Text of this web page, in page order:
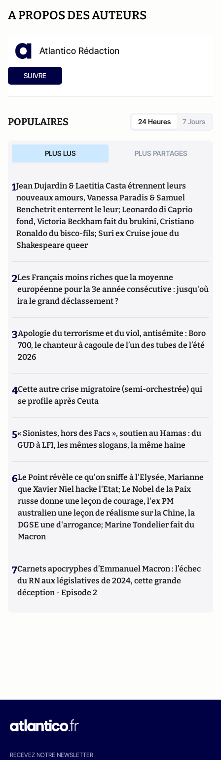
A PROPOS DES AUTEURS
Atlantico Rédaction
SUIVRE
POPULAIRES 24 Heures 7 Jours
PLUS LUS PLUS PARTAGES
1Jean Dujardin & Laetitia Casta étrennent leurs
nouveaux amours, Vanessa Paradis & Samuel
Benchetrit enterrent le leur; Leonardo di Caprio
fond, Victoria Beckham fait du brukini, Cristiano
Ronaldo du bisco-fils; Suri ex Cruise joue du
Shakespeare queer
2Les Français moins riches que la moyenne
européenne pour la 3e année consécutive : jusqu'où
ira le grand déclassement ?
3Apologie du terrorisme et du viol, antisémite : Boro
700, le chanteur à cagoule de l’un des tubes de l’été
2026
4Cette autre crise migratoire (semi-orchestrée) qui
se profile après Ceuta
5« Sionistes, hors des Facs », soutien au Hamas : du
GUD à LFI, les mêmes slogans, la même haine
6Le Point révèle ce qu'on sniffe à l'Elysée, Marianne
que Xavier Niel hacke l'Etat; Le Nobel de la Paix
russe donne une leçon de courage, l'ex PM
australien une leçon de réalisme sur la Chine, la
DGSE une d'arrogance; Marine Tondelier fait du
Macron
7Carnets apocryphes d’Emmanuel Macron : l’échec
du RN aux législatives de 2024, cette grande
déception - Episode 2
RECEVEZ NOTRE NEWSLETTER